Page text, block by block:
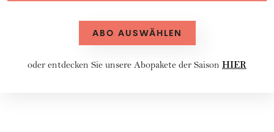
ABO AUSWÄHLEN
oder entdecken Sie unsere Abopakete der Saison HIER